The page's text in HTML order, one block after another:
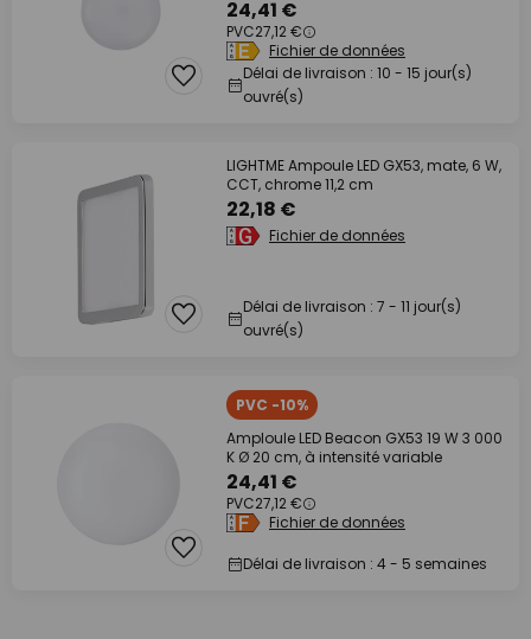
24,41 €
PVC27,12 €
Fichier de données
Délai de livraison : 10 - 15 jour(s)
ouvré(s)
LIGHTME Ampoule LED GX53, mate, 6 W,
CCT, chrome 11,2 cm
22,18 €
Fichier de données
Délai de livraison : 7 - 11 jour(s)
ouvré(s)
PVC -10%
Amploule LED Beacon GX53 19 W 3 000
K Ø 20 cm, à intensité variable
24,41 €
PVC27,12 €
Fichier de données
Délai de livraison : 4 - 5 semaines